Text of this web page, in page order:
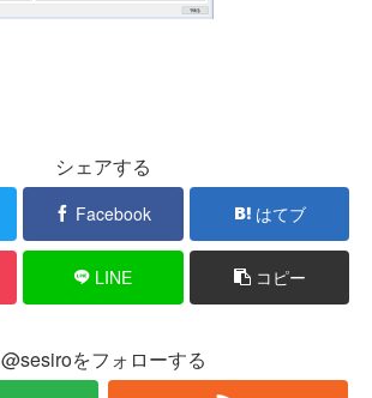
シェアする
Facebook はてブ
LINE コピー
@sesiroをフォローする